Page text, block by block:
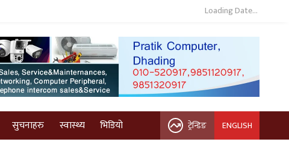
Loading Date...
सुचनाहरु स्वास्थ्य भिडियो ट्रेन्डिङ ENGLISH